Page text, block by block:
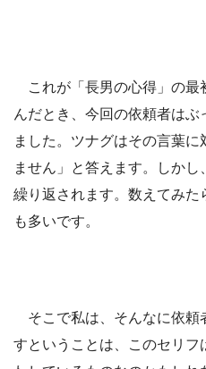
これが「長男の心得」の最
んだとき、今回の依頼者は
ました。ツナグはその言葉
ません」と答えます。しか
繰り返されます。数えてみた
も多いです。
そこで私は、そんなに依頼
すということは、このセリ